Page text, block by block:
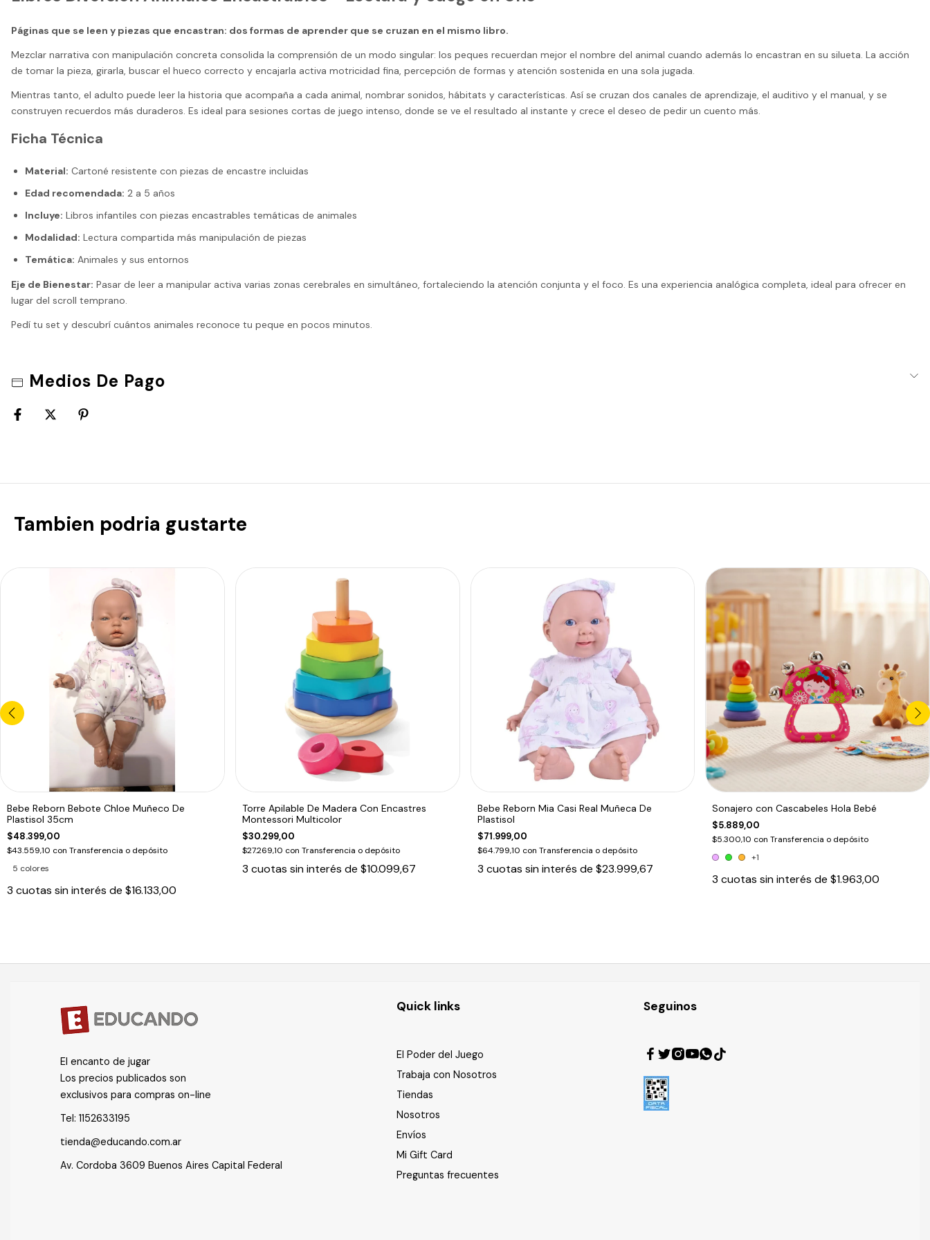
Páginas que se leen y piezas que encastran: dos formas de aprender que se cruzan en el mismo libro.
Mezclar narrativa con manipulación concreta consolida la comprensión de un modo singular: los peques recuerdan mejor el nombre del animal cuando además lo encastran en su silueta. La acción
de tomar la pieza, girarla, buscar el hueco correcto y encajarla activa motricidad fina, percepción de formas y atención sostenida en una sola jugada.
Mientras tanto, el adulto puede leer la historia que acompaña a cada animal, nombrar sonidos, hábitats y características. Así se cruzan dos canales de aprendizaje, el auditivo y el manual, y se
construyen recuerdos más duraderos. Es ideal para sesiones cortas de juego intenso, donde se ve el resultado al instante y crece el deseo de pedir un cuento más.
Ficha Técnica
Material: Cartoné resistente con piezas de encastre incluidas
Edad recomendada: 2 a 5 años
Incluye: Libros infantiles con piezas encastrables temáticas de animales
Modalidad: Lectura compartida más manipulación de piezas
Temática: Animales y sus entornos
Eje de Bienestar: Pasar de leer a manipular activa varias zonas cerebrales en simultáneo, fortaleciendo la atención conjunta y el foco. Es una experiencia analógica completa, ideal para ofrecer en
lugar del scroll temprano.
Pedí tu set y descubrí cuántos animales reconoce tu peque en pocos minutos.
Medios De Pago
Tambien podria gustarte
Bebe Reborn Bebote Chloe Muñeco De
Plastisol 35cm
$48.399,00
$43.559,10 con Transferencia o depósito
5 colores
3 cuotas sin interés de $16.133,00
Torre Apilable De Madera Con Encastres
Montessori Multicolor
$30.299,00
$27.269,10 con Transferencia o depósito
3 cuotas sin interés de $10.099,67
Bebe Reborn Mia Casi Real Muñeca De
Plastisol
$71.999,00
$64.799,10 con Transferencia o depósito
3 cuotas sin interés de $23.999,67
Sonajero con Cascabeles Hola Bebé
$5.889,00
$5.300,10 con Transferencia o depósito
+1
3 cuotas sin interés de$1.963,00
El encanto de jugar
Los precios publicados son
exclusivos para compras on-line
Tel: 1152633195
tienda@educando.com.ar
Av. Cordoba 3609 Buenos Aires Capital Federal
Quick links
El Poder del Juego
Trabaja con Nosotros
Tiendas
Nosotros
Envíos
Mi Gift Card
Preguntas frecuentes
Seguinos